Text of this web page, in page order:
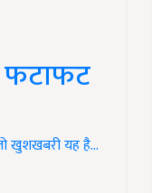
फटाफट
खुशखबरी यह है…